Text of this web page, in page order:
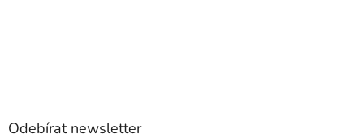
Odebírat newsletter